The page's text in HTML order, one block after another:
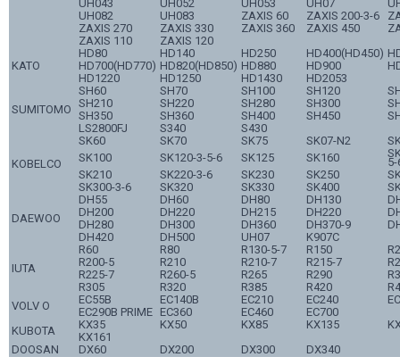
UH043
UH052 UH053 UH07
UH082
UH083 ZAXIS 60 ZAXIS 200-3-6
ZAXIS 270
ZAXIS 330 ZAXIS 360 ZAXIS 450
ZAXIS 110
ZAXIS 120
KATO
HD80 HD140 HD250 HD400(HD450)
HD700(HD770) HD820(HD850) HD880 HD900
HD1220
HD1250 HD1430 HD2053
SUMITOMO
SH60 SH70 SH100 SH120
SH210
SH220 SH280 SH300
SH350
SH360 SH400 SH450
LS2800FJ
S340 S430
KOBELCO
SK60 SK70 SK75 SK07-N2
SK100
SK120-3-5-6 SK125 SK160
5-
SK210
SK220-3-6 SK230 SK250
SK300-3-6
SK320 SK330 SK400
DAEWOO
DH55 DH60 DH80 DH130
DH200
DH220 DH215 DH220
DH280
DH300 DH360 DH370-9
DH420
DH500 UH07 K907C
IUTA
R60 R80 R130-5-7 R150
R200-5
R210 R210-7 R215-7
R225-7
R260-5 R265 R290
R305
R320 R385 R420
VOLV O
EC55B EC140B EC210 EC240
EC290B PRIME EC360 EC460
EC700
KUBOTA
KX35 KX50 KX85 KX135
KX161
DOOSAN
DX60 DX200 DX300 DX340